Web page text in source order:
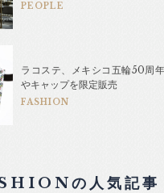
PEOPLE
ラコステ、メキシコ五輪50周
やキャップを限定販売
FASHION
の人気記事